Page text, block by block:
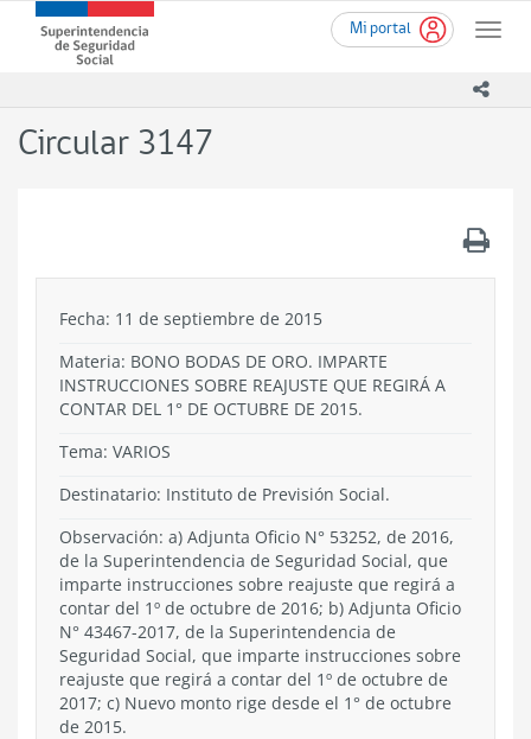
contenido
Mi portal
Toggle
Superintendencia
de
-
Circular 3147
Fecha: 11 de septiembre de 2015
Materia: BONO BODAS DE ORO. IMPARTE
INSTRUCCIONES SOBRE REAJUSTE QUE REGIRÁ A
CONTAR DEL 1° DE OCTUBRE DE 2015.
Tema: VARIOS
Destinatario: Instituto de Previsión Social.
Observación: a) Adjunta Oficio N° 53252, de 2016,
de la Superintendencia de Seguridad Social, que
imparte instrucciones sobre reajuste que regirá a
contar del 1º de octubre de 2016; b) Adjunta Oficio
N° 43467-2017, de la Superintendencia de
Seguridad Social, que imparte instrucciones sobre
reajuste que regirá a contar del 1º de octubre de
2017; c) Nuevo monto rige desde el 1° de octubre
de 2015.